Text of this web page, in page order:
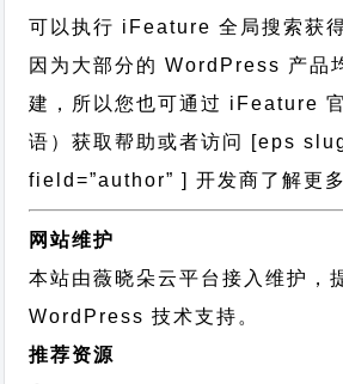
可以执行 iFeature 全局搜索获
因为大部分的 WordPress 产品
建，所以您也可通过 iFeature
语）获取帮助或者访问 [eps
field=”author” ] 开发商了解更多
网站维护
本站由薇晓朵云平台接入维护，
WordPress 技术支持 。
推荐资源